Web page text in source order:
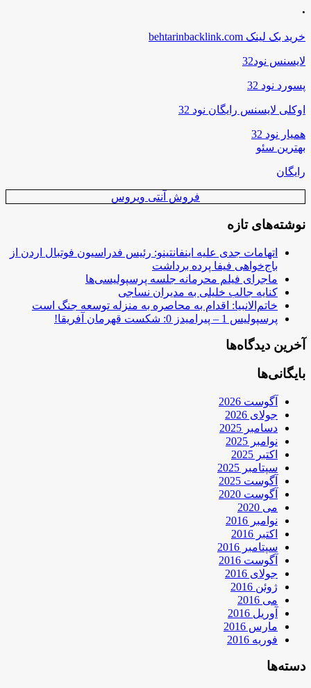
.
خرید بک لینک behtarinbacklink.com
لایسنس نود32
پسورد نود 32
اوکلی لایسنس رایگان نود 32
همیار نود 32
بهترین سئو
رایگان
فروش آنتی ویروس
نوشته‌های تازه
اتهامات جدی علیه اینفانتینو: رئیس فدراسیون فوتبال اردن از
باج‌خواهی فیفا پرده برداشت
ماجرای فیلم محرمانه جلسه پرسپولیسی‌ها
کنایه جالب خلیلی به مدیران نساجی
خاتم‌الانبیا: اقدام به محاصره به منزله توسعه جنگ است
پرسپولیس 1 – پیرامیدز 0: شکست قهرمان آفریقا!
آخرین دیدگاه‌ها
بایگانی‌ها
آگوست 2026
جولای 2026
دسامبر 2025
نوامبر 2025
اکتبر 2025
سپتامبر 2025
آگوست 2025
آگوست 2020
می 2020
نوامبر 2016
اکتبر 2016
سپتامبر 2016
آگوست 2016
جولای 2016
ژوئن 2016
می 2016
آوریل 2016
مارس 2016
فوریه 2016
دسته‌ها